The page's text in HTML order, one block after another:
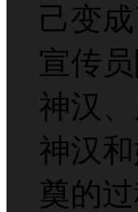
己变
宣传
神汉
神汉
奠的